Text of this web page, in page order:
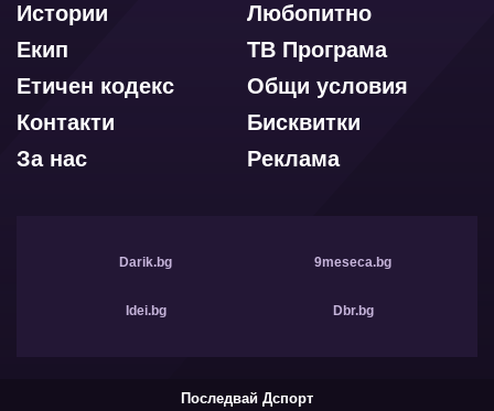
Любопитно
Истории
ТВ Програма
Екип
Общи условия
Етичен кодекс
Бисквитки
Контакти
Реклама
За нас
Darik.bg 9meseca.bg
Idei.bg Dbr.bg
Последвай Дспорт